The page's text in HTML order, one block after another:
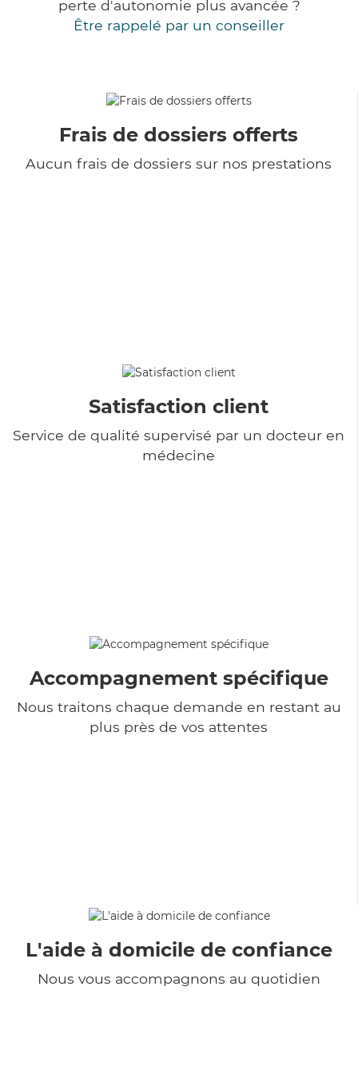
perte d'autonomie plus avancée ?
Être rappelé par un conseiller
Frais de dossiers offerts
Aucun frais de dossiers sur nos prestations
Satisfaction client
Service de qualité supervisé par un docteur en
médecine
Accompagnement spécifique
Nous traitons chaque demande en restant au
plus près de vos attentes
L'aide à domicile de confiance
Nous vous accompagnons au quotidien